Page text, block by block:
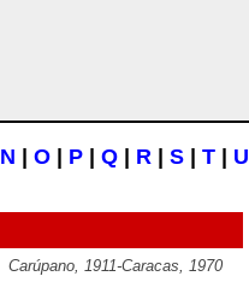
N O P Q R S T U
Carúpano, 1911-Caracas, 1970